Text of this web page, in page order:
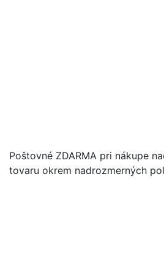
Poštovné ZDARMA pri nákupe
tovaru okrem nadrozmerných